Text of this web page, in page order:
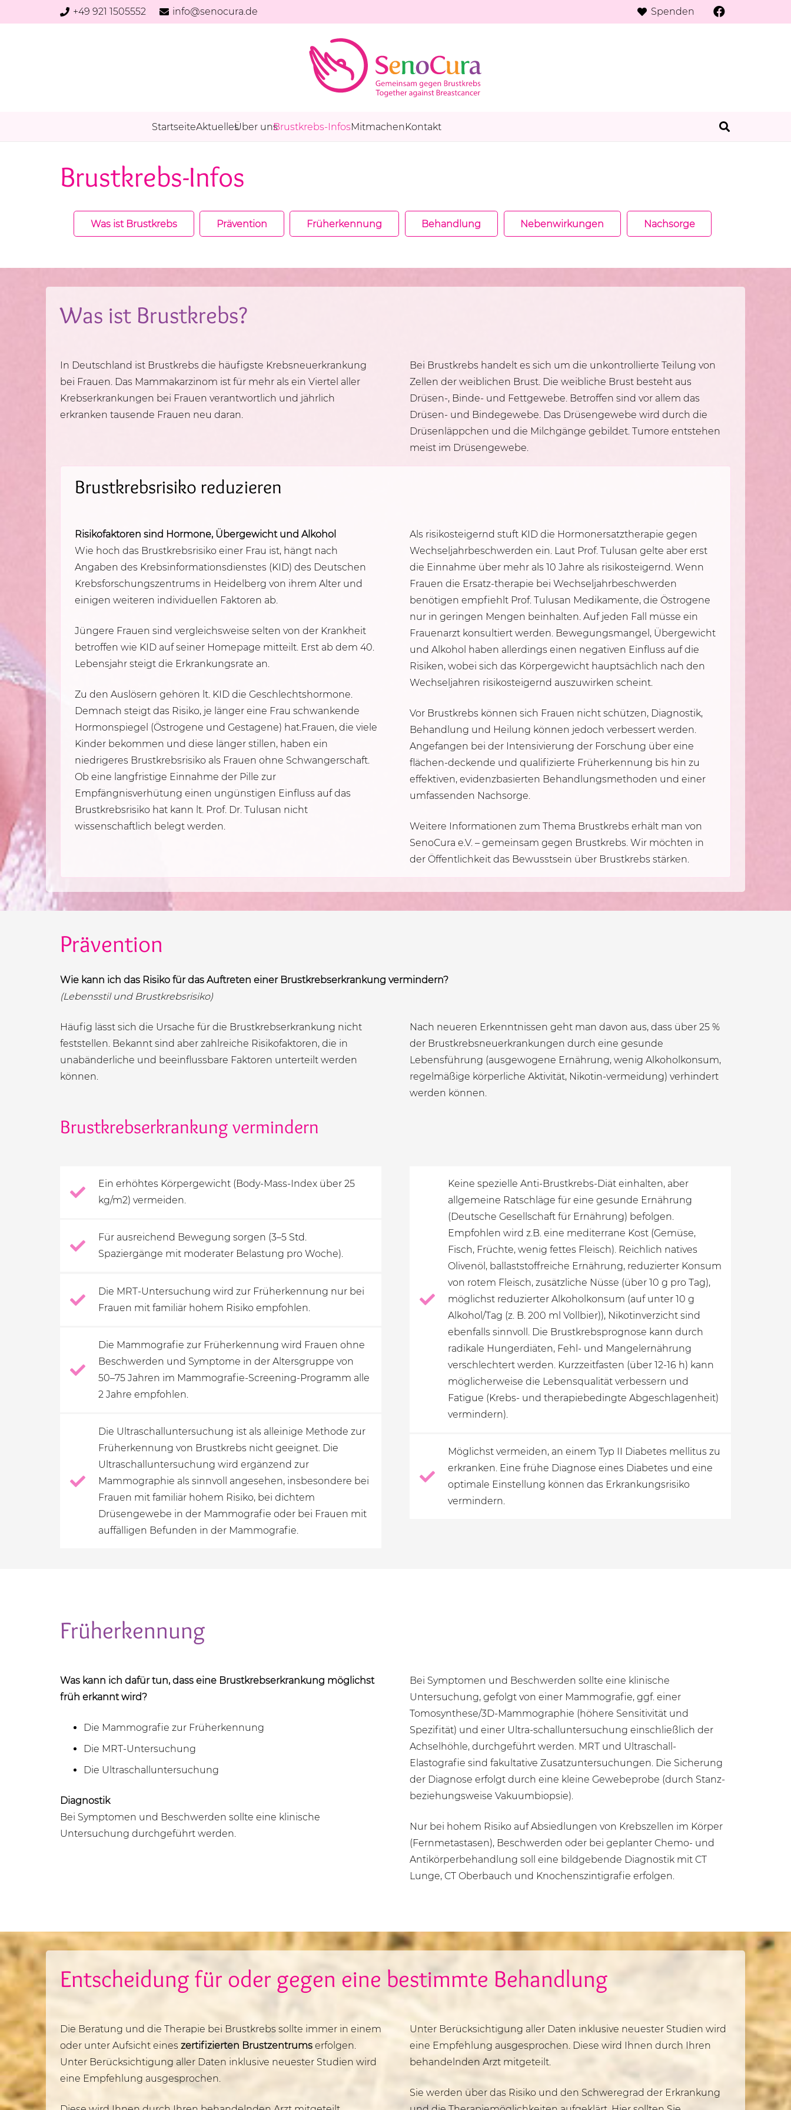
+49 921 1505552 info@senocura.de Spenden
StartseiteAktuellesÜber unsBrustkrebs-InfosMitmachenKontakt
Brustkrebs-Infos
Was ist Brustkrebs Prävention Früherkennung Behandlung Nebenwirkungen Nachsorge
Was ist Brustkrebs?
In Deutschland ist Brustkrebs die häufigste Krebsneuerkrankung
bei Frauen. Das Mammakarzinom ist für mehr als ein Viertel aller
Krebserkrankungen bei Frauen verantwortlich und jährlich
erkranken tausende Frauen neu daran.
Bei Brustkrebs handelt es sich um die unkontrollierte Teilung von
Zellen der weiblichen Brust. Die weibliche Brust besteht aus
Drüsen-, Binde- und Fettgewebe. Betroffen sind vor allem das
Drüsen- und Bindegewebe. Das Drüsengewebe wird durch die
Drüsenläppchen und die Milchgänge gebildet. Tumore entstehen
meist im Drüsengewebe.
Brustkrebsrisiko reduzieren
Risikofaktoren sind Hormone, Übergewicht und Alkohol
Wie hoch das Brustkrebsrisiko einer Frau ist, hängt nach
Angaben des Krebsinformationsdienstes (KID) des Deutschen
Krebsforschungszentrums in Heidelberg von ihrem Alter und
einigen weiteren individuellen Faktoren ab.
Jüngere Frauen sind vergleichsweise selten von der Krankheit
betroffen wie KID auf seiner Homepage mitteilt. Erst ab dem 40.
Lebensjahr steigt die Erkrankungsrate an.
Zu den Auslösern gehören lt. KID die Geschlechtshormone.
Demnach steigt das Risiko, je länger eine Frau schwankende
Hormonspiegel (Östrogene und Gestagene) hat.Frauen, die viele
Kinder bekommen und diese länger stillen, haben ein
niedrigeres Brustkrebsrisiko als Frauen ohne Schwangerschaft.
Ob eine langfristige Einnahme der Pille zur
Empfängnisverhütung einen ungünstigen Einfluss auf das
Brustkrebsrisiko hat kann lt. Prof. Dr. Tulusan nicht
wissenschaftlich belegt werden.
Als risikosteigernd stuft KID die Hormonersatztherapie gegen
Wechseljahrbeschwerden ein. Laut Prof. Tulusan gelte aber erst
die Einnahme über mehr als 10 Jahre als risikosteigernd. Wenn
Frauen die Ersatz-therapie bei Wechseljahrbeschwerden
benötigen empfiehlt Prof. Tulusan Medikamente, die Östrogene
nur in geringen Mengen beinhalten. Auf jeden Fall müsse ein
Frauenarzt konsultiert werden. Bewegungsmangel, Übergewicht
und Alkohol haben allerdings einen negativen Einfluss auf die
Risiken, wobei sich das Körpergewicht hauptsächlich nach den
Wechseljahren risikosteigernd auszuwirken scheint.
Vor Brustkrebs können sich Frauen nicht schützen, Diagnostik,
Behandlung und Heilung können jedoch verbessert werden.
Angefangen bei der Intensivierung der Forschung über eine
flächen-deckende und qualifizierte Früherkennung bis hin zu
effektiven, evidenzbasierten Behandlungsmethoden und einer
umfassenden Nachsorge.
Weitere Informationen zum Thema Brustkrebs erhält man von
SenoCura e.V. – gemeinsam gegen Brustkrebs. Wir möchten in
der Öffentlichkeit das Bewusstsein über Brustkrebs stärken.
Prävention
Wie kann ich das Risiko für das Auftreten einer Brustkrebserkrankung vermindern?
(Lebensstil und Brustkrebsrisiko)
Häufig lässt sich die Ursache für die Brustkrebserkrankung nicht
feststellen. Bekannt sind aber zahlreiche Risikofaktoren, die in
unabänderliche und beeinflussbare Faktoren unterteilt werden
können.
Nach neueren Erkenntnissen geht man davon aus, dass über 25 %
der Brustkrebsneuerkrankungen durch eine gesunde
Lebensführung (ausgewogene Ernährung, wenig Alkoholkonsum,
regelmäßige körperliche Aktivität, Nikotin-vermeidung) verhindert
werden können.
Brustkrebserkrankung vermindern
Ein erhöhtes Körpergewicht (Body-Mass-Index über 25
kg/m2) vermeiden.
Für ausreichend Bewegung sorgen (3–5 Std.
Spaziergänge mit moderater Belastung pro Woche).
Die MRT-Untersuchung wird zur Früherkennung nur bei
Frauen mit familiär hohem Risiko empfohlen.
Die Mammografie zur Früherkennung wird Frauen ohne
Beschwerden und Symptome in der Altersgruppe von
50–75 Jahren im Mammografie-Screening-Programm alle
2 Jahre empfohlen.
Die Ultraschalluntersuchung ist als alleinige Methode zur
Früherkennung von Brustkrebs nicht geeignet. Die
Ultraschalluntersuchung wird ergänzend zur
Mammographie als sinnvoll angesehen, insbesondere bei
Frauen mit familiär hohem Risiko, bei dichtem
Drüsengewebe in der Mammografie oder bei Frauen mit
auffälligen Befunden in der Mammografie.
Keine spezielle Anti-Brustkrebs-Diät einhalten, aber
allgemeine Ratschläge für eine gesunde Ernährung
(Deutsche Gesellschaft für Ernährung) befolgen.
Empfohlen wird z.B. eine mediterrane Kost (Gemüse,
Fisch, Früchte, wenig fettes Fleisch). Reichlich natives
Olivenöl, ballaststoffreiche Ernährung, reduzierter Konsum
von rotem Fleisch, zusätzliche Nüsse (über 10 g pro Tag),
möglichst reduzierter Alkoholkonsum (auf unter 10 g
Alkohol/Tag (z. B. 200 ml Vollbier)), Nikotinverzicht sind
ebenfalls sinnvoll. Die Brustkrebsprognose kann durch
radikale Hungerdiäten, Fehl- und Mangelernährung
verschlechtert werden. Kurzzeitfasten (über 12-16 h) kann
möglicherweise die Lebensqualität verbessern und
Fatigue (Krebs- und therapiebedingte Abgeschlagenheit)
vermindern).
Möglichst vermeiden, an einem Typ II Diabetes mellitus zu
erkranken. Eine frühe Diagnose eines Diabetes und eine
optimale Einstellung können das Erkrankungsrisiko
vermindern.
Früherkennung
Was kann ich dafür tun, dass eine Brustkrebserkrankung möglichst
früh erkannt wird?
Die Mammografie zur Früherkennung
Die MRT-Untersuchung
Die Ultraschalluntersuchung
Diagnostik
Bei Symptomen und Beschwerden sollte eine klinische
Untersuchung durchgeführt werden.
Bei Symptomen und Beschwerden sollte eine klinische
Untersuchung, gefolgt von einer Mammografie, ggf. einer
Tomosynthese/3D-Mammographie (höhere Sensitivität und
Spezifität) und einer Ultra-schalluntersuchung einschließlich der
Achselhöhle, durchgeführt werden. MRT und Ultraschall-
Elastografie sind fakultative Zusatzuntersuchungen. Die Sicherung
der Diagnose erfolgt durch eine kleine Gewebeprobe (durch Stanz-
beziehungsweise Vakuumbiopsie).
Nur bei hohem Risiko auf Absiedlungen von Krebszellen im Körper
(Fernmetastasen), Beschwerden oder bei geplanter Chemo- und
Antikörperbehandlung soll eine bildgebende Diagnostik mit CT
Lunge, CT Oberbauch und Knochenszintigrafie erfolgen.
Entscheidung für oder gegen eine bestimmte Behandlung
Die Beratung und die Therapie bei Brustkrebs sollte immer in einem
oder unter Aufsicht eines zertifizierten Brustzentrums erfolgen.
Unter Berücksichtigung aller Daten inklusive neuester Studien wird
eine Empfehlung ausgesprochen.
Unter Berücksichtigung aller Daten inklusive neuester Studien wird
eine Empfehlung ausgesprochen. Diese wird Ihnen durch Ihren
behandelnden Arzt mitgeteilt.
Sie werden über das Risiko und den Schweregrad der Erkrankung